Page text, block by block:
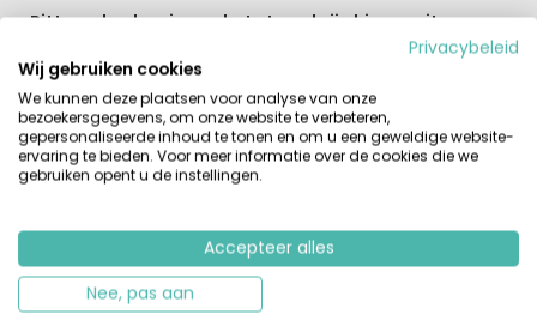
Pittoreske dorpjes en het strand zijn hier nooit ver
Geniet van de schitterende natuur en leuke dorpjes en
steden in de directe omgeving van EuroParcs
Molengroet. Allereerst natuurlijk het recreatiegebied
Geestmerambacht waar je kunt zwemmen, zonnen,
watersporten beoefenen, wandelen en fietsen. De
kaasmarkt in Alkmaar en de Bazaar in Beverwijk. In de
buurt zijn ook diverse speel- en pretparken en vergeet
het Zuiderzee Museum niet.
Privacybeleid
Wij gebruiken cookies
We kunnen deze plaatsen voor analyse van onze
bezoekersgegevens, om onze website te verbeteren,
gepersonaliseerde inhoud te tonen en om u een geweldige website-
ervaring te bieden. Voor meer informatie over de cookies die we
gebruiken opent u de instellingen.
Accepteer alles
Nee, pas aan